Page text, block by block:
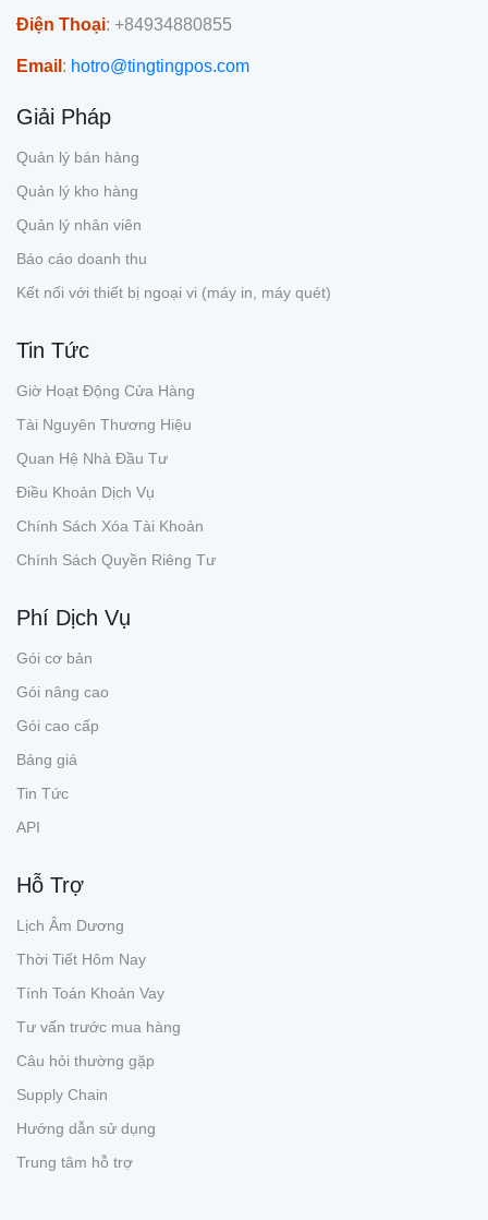
Điện Thoại: +84934880855
Email : hotro@tingtingpos.com
Giải Pháp
Quản lý bán hàng
Quản lý kho hàng
Quản lý nhân viên
Báo cáo doanh thu
Kết nối với thiết bị ngoại vi (máy in, máy quét)
Tin Tức
Giờ Hoạt Động Cửa Hàng
Tài Nguyên Thương Hiệu
Quan Hệ Nhà Đầu Tư
Điều Khoản Dịch Vụ
Chính Sách Xóa Tài Khoản
Chính Sách Quyền Riêng Tư
Phí Dịch Vụ
Gói cơ bản
Gói nâng cao
Gói cao cấp
Bảng giá
Tin Tức
API
Hỗ Trợ
Lịch Âm Dương
Thời Tiết Hôm Nay
Tính Toán Khoản Vay
Tư vấn trước mua hàng
Câu hỏi thường gặp
Supply Chain
Hướng dẫn sử dụng
Trung tâm hỗ trợ